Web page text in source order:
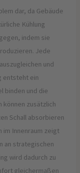
dar, da Gebäude
Kühlung
indem sie
Jede
und
entsteht ein
binden und die
können zusätzlich
Schall absorbieren
im Innenraum zeigt
an strategischen
wird dadurch zu
gleichermaßen